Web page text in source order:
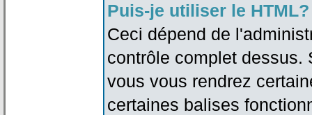
Puis-je utiliser le HTML?
Ceci dépend de
contrôle complet dessus.
vous vous rendrez
certaines balises